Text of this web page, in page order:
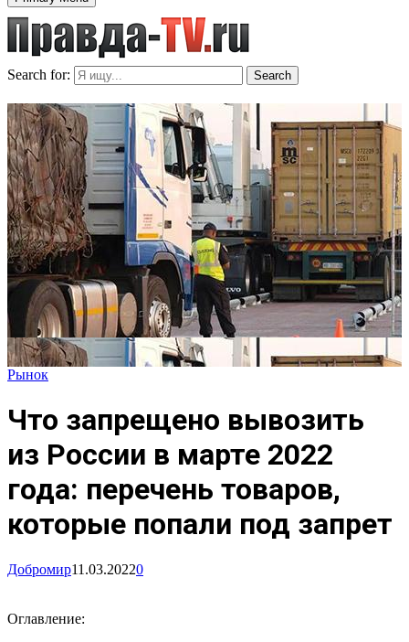
Search for: Search
Рынок
Что запрещено вывозить
из России в марте 2022
года: перечень товаров,
которые попали под запрет
Добромир11.03.20220
Оглавление: